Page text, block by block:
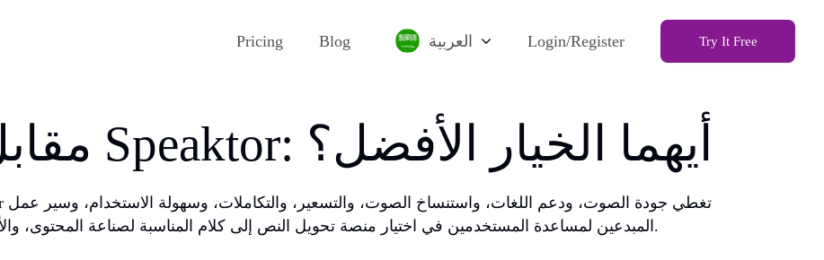
Pricing Blog العربية Login/Register Try It Free
ElevenLabs مقابل Speaktor: أيهما الخيار الأفضل؟
المبدعين لمساعدة المستخدمين في اختيار منصة تحويل النص إلى كلام المناسبة لصناعة المحتوى، والأعمال، والتعليم، والاستماع اليومي.